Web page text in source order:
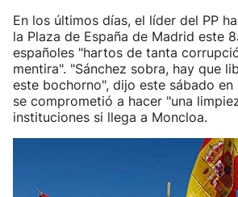
En los últimos días, el líder del PP
la Plaza de España de Madrid este
españoles "hartos de tanta
mentira". "Sánchez sobra, hay que
este bochorno", dijo este sábado en
se comprometió a hacer "una
instituciones si llega a Moncloa.